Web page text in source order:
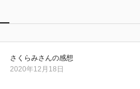
さくらみさんの感想
2020年12月18日